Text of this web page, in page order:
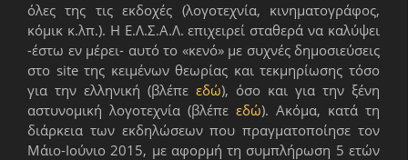
όλες της τις εκδοχές (λογοτεχνία, κινηματογράφος,
κόμικ κ.λπ.). Η Ε.Λ.Σ.Α.Λ. επιχειρεί σταθερά να καλύψει
-έστω εν μέρει- αυτό το «κενό» με συχνές δημοσιεύσεις
στο site της κειμένων θεωρίας και τεκμηρίωσης τόσο
για την ελληνική (βλέπε εδώ), όσο και για την ξένη
αστυνομική λογοτεχνία (βλέπε εδώ). Ακόμα, κατά τη
διάρκεια των εκδηλώσεων που πραγματοποίησε τον
Μάιο-Ιούνιο 2015, με αφορμή τη συμπλήρωση 5 ετών